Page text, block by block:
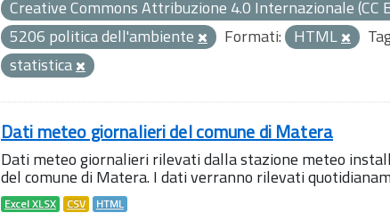
Creative Commons Attribuzione 4.0 Internazionale (CC
5206 politica dell'ambiente
Formati: HTML
statistica
Dati meteo giornalieri del comune di Matera
Dati meteo giornalieri rilevati dalla stazione meteo
del comune di Matera. I dati verranno rilevati
Excel XLSX CSV HTML